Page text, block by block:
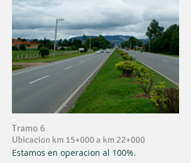
Tramo 6
Ubicacion km 15+000 a km 22+000
Estamos en operacion al 100%.